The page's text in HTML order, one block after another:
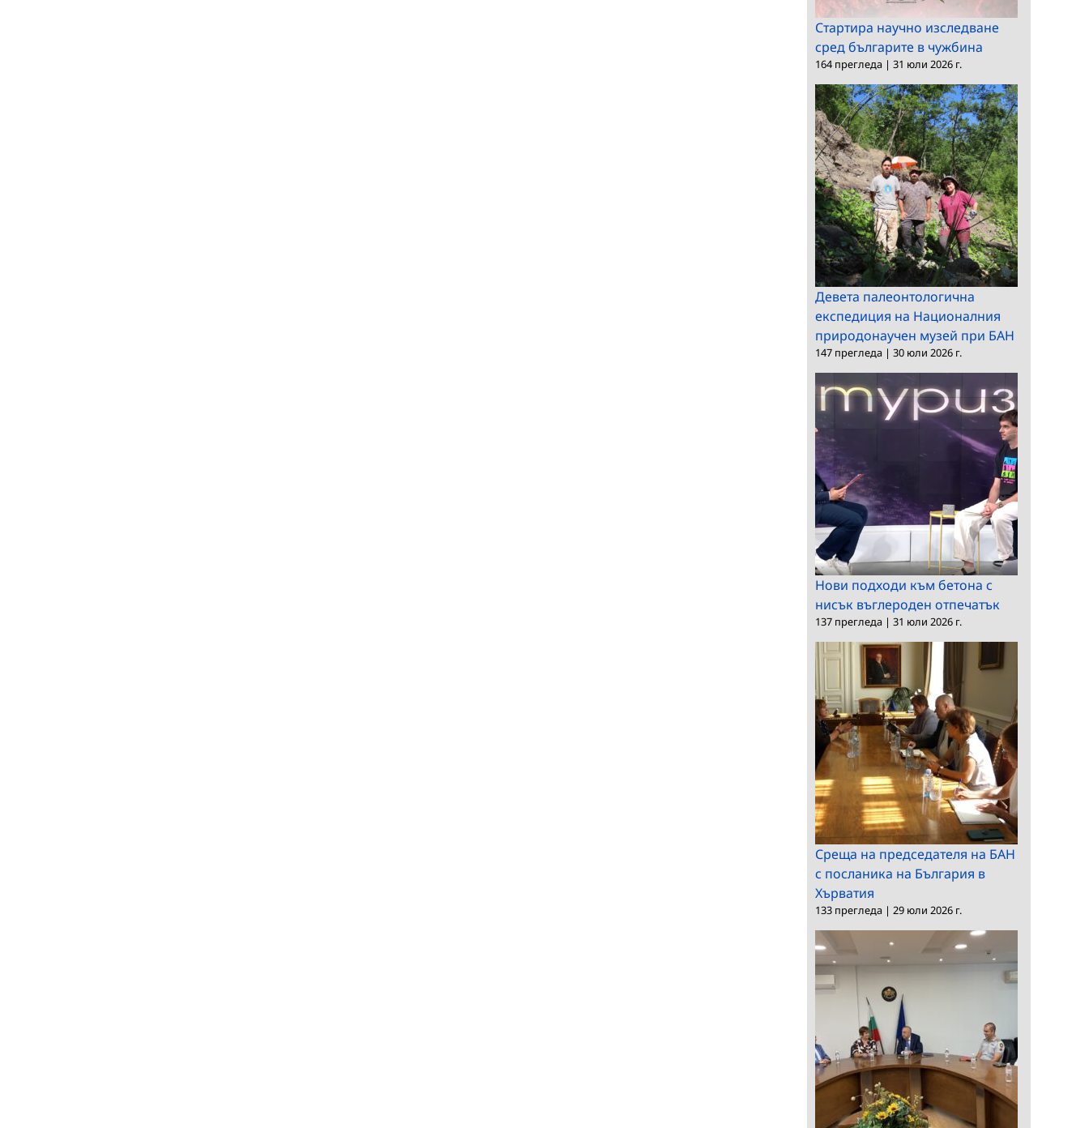
Стартира научно изследване
сред българите в чужбина
164 прегледа | 31 юли 2026 г.
Девета палеонтологична
експедиция на Националния
природонаучен музей при БАН
147 прегледа | 30 юли 2026 г.
Нови подходи към бетона с
нисък въглероден отпечатък
137 прегледа | 31 юли 2026 г.
Среща на председателя на БАН
с посланика на България в
Хърватия
133 прегледа | 29 юли 2026 г.